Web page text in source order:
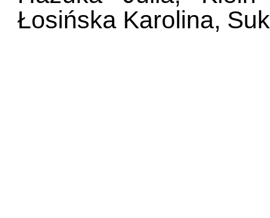
Łosińska Karolina,